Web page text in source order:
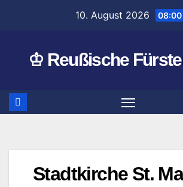
10. August 2026 08:00
♔ Reußische
Stadtkirche St.